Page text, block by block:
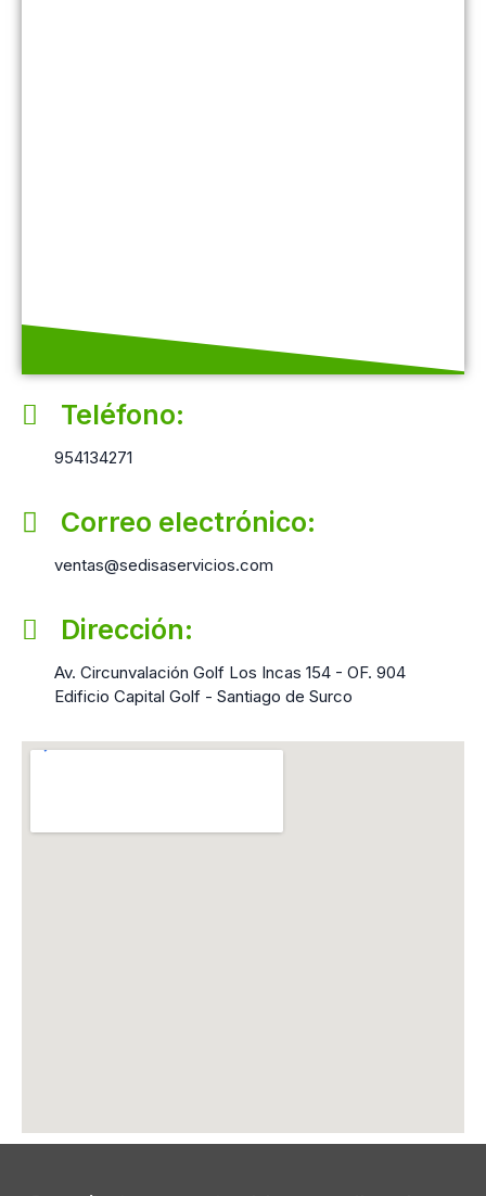
Teléfono:
954134271
Correo electrónico:
ventas@sedisaservicios.com
Dirección:
Av. Circunvalación Golf Los Incas 154 - OF. 904
Edificio Capital Golf - Santiago de Surco